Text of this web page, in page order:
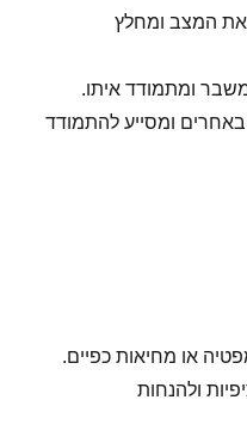
את המצב ומחלץ
ומתמודד איתו.
ומסייע להתמודד
או מחיאות כפיים.
ולהנחות